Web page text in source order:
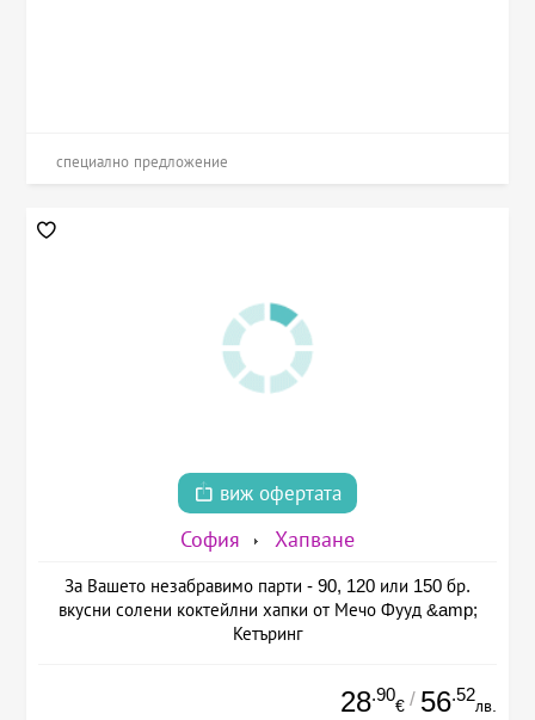
специално предложение
виж офертата
София Хапване
За Вашето незабравимо парти - 90, 120 или 150 бр.
вкусни солени коктейлни хапки от Мечо Фууд &amp;
Кетъринг
28.90
€ / 56.52
лв.